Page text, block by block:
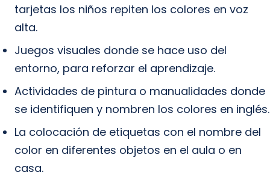
tarjetas los niños repiten los colores en voz
alta.
Juegos visuales donde se hace uso del
entorno, para reforzar el aprendizaje.
Actividades de pintura o manualidades donde
se identifiquen y nombren los colores en inglés.
La colocación de etiquetas con el nombre del
color en diferentes objetos en el aula o en
casa.